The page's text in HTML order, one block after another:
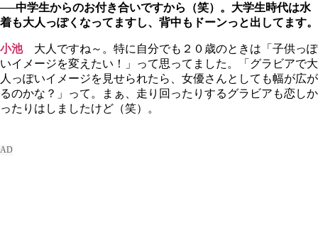
──中学生からのお付き合いですから（笑）。大学生時代は水
着も大人っぽくなってますし、背中もドーンっと出してます。
小池大人ですね～。特に自分でも２０歳のときは「子供っぽ
いイメージを変えたい！」って思ってました。「グラビアで大
人っぽいイメージを見せられたら、女優さんとしても幅が広が
るのかな？」って。まぁ、走り回ったりするグラビアも恋しか
ったりはしましたけど（笑）。